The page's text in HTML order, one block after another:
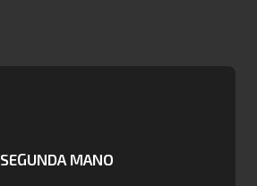
SEGUNDA MANO